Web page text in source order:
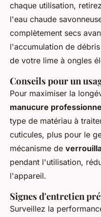
chaque utilisation,
l'eau chaude
complètement secs
l'accumulation de
de votre lime à ongles
Conseils pour un
Pour maximiser la
manucure
type de matériau à
cuticules, plus pour le
mécanisme de
pendant l'utilisation,
l'appareil.
Signes d'entretien
Surveillez la